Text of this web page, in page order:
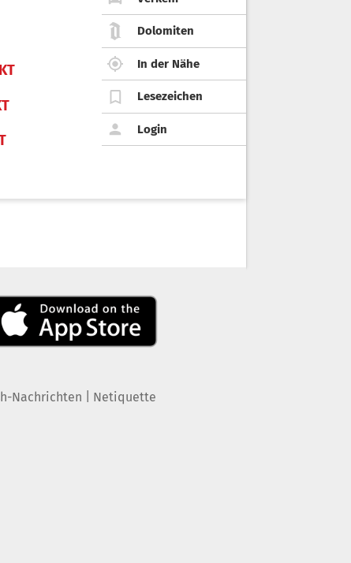
Dolomiten
In der Nähe
Lesezeichen
Login
Nachrichten Netiquette